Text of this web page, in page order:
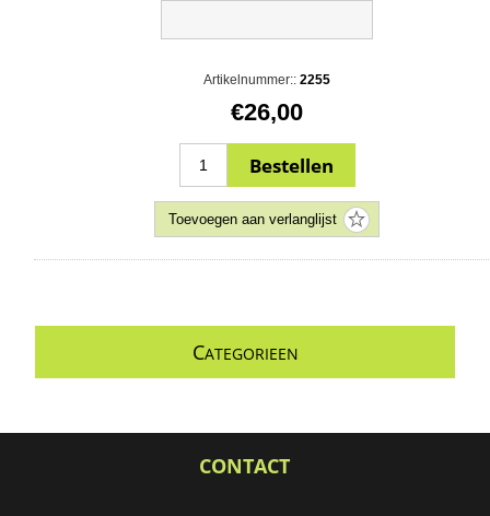
Artikelnummer:: 2255
€26,00
CATEGORIEEN
CONTACT